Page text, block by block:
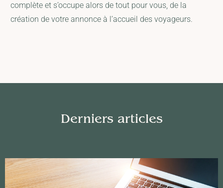
complète et s’occupe alors de tout pour vous, de la
création de votre annonce à l’accueil des voyageurs.
Derniers articles